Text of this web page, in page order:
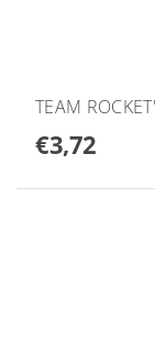
TEAM
€3,72